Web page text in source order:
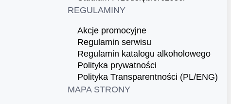
REGULAMINY
Akcje promocyjne
Regulamin serwisu
Regulamin katalogu alkoholowego
Polityka prywatności
Polityka Transparentności (PL/ENG)
MAPA STRONY